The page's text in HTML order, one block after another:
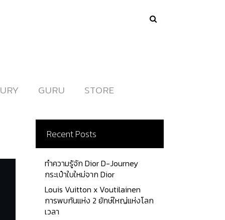
GURU
GURU STORE
STORE
Recent Posts
ทำความรู้จัก Dior D-Journey
กระเป๋าใบใหม่จาก Dior
Louis Vuitton x Voutilainen
การพบกันแห่ง 2 ยักษ์ใหญ่แห่งโลก
เวลา